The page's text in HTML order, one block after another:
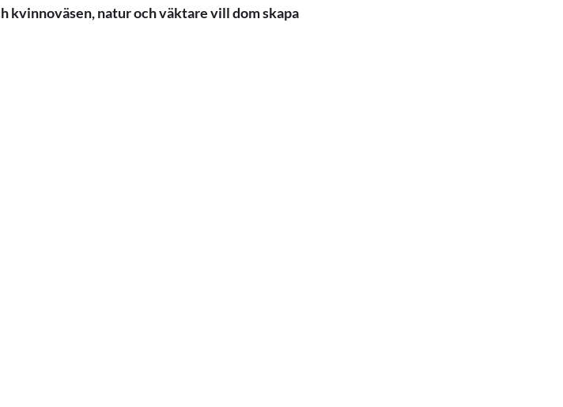
kvinnoväsen, natur och väktare vill dom skapa